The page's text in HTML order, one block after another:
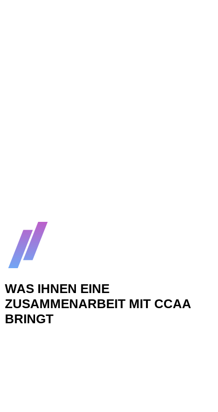
WAS IHNEN EINE
ZUSAMMENARBEIT MIT CCAA
BRINGT